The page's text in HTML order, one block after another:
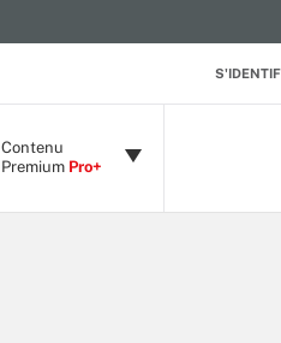
Contenu
Premium Pro+